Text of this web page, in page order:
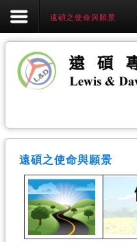
遠碩之使命與願景
遠碩之使命與願景